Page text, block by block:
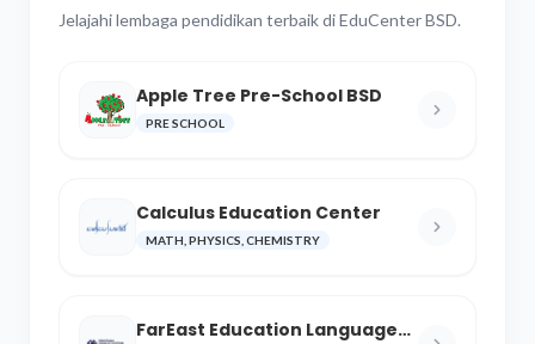
Jelajahi lembaga pendidikan terbaik di EduCenter BSD.
Apple Tree Pre-School BSD
PRE SCHOOL
Calculus Education Center
MATH, PHYSICS, CHEMISTRY
FarEast Education Language